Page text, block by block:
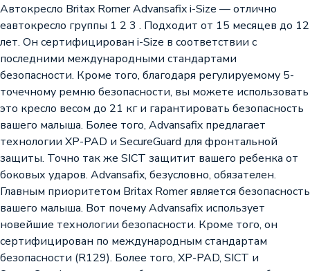
Автокресло Britax Romer Advansafix i-Size — отлично
еавтокресло группы 1 2 3 . Подходит от 15 месяцев до 12
лет. Он сертифицирован i-Size в соответствии с
последними международными стандартами
безопасности. Кроме того, благодаря регулируемому 5-
точечному ремню безопасности, вы можете использовать
это кресло весом до 21 кг и гарантировать безопасность
вашего малыша. Более того, Advansafix предлагает
технологии XP-PAD и SecureGuard для фронтальной
защиты. Точно так же SICT защитит вашего ребенка от
боковых ударов. Advansafix, безусловно, обязателен.
Главным приоритетом Britax Romer является безопасность
вашего малыша. Вот почему Advansafix использует
новейшие технологии безопасности. Кроме того, он
сертифицирован по международным стандартам
безопасности (R129). Более того, XP-PAD, SICT и